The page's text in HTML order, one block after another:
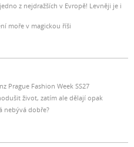
z nejdražších v Evropě! Levněji je i
moře v magickou říši
Prague Fashion Week SS27
život, zatím ale dělají opak
nebývá dobře?